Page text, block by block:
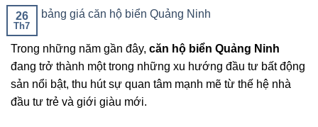
26
Th7
Trong những năm gần đây, căn hộ biển Quảng Ninh
đang trở thành một trong những xu hướng đầu tư bất động
sản nổi bật, thu hút sự quan tâm mạnh mẽ từ thế hệ nhà
đầu tư trẻ và giới giàu mới.